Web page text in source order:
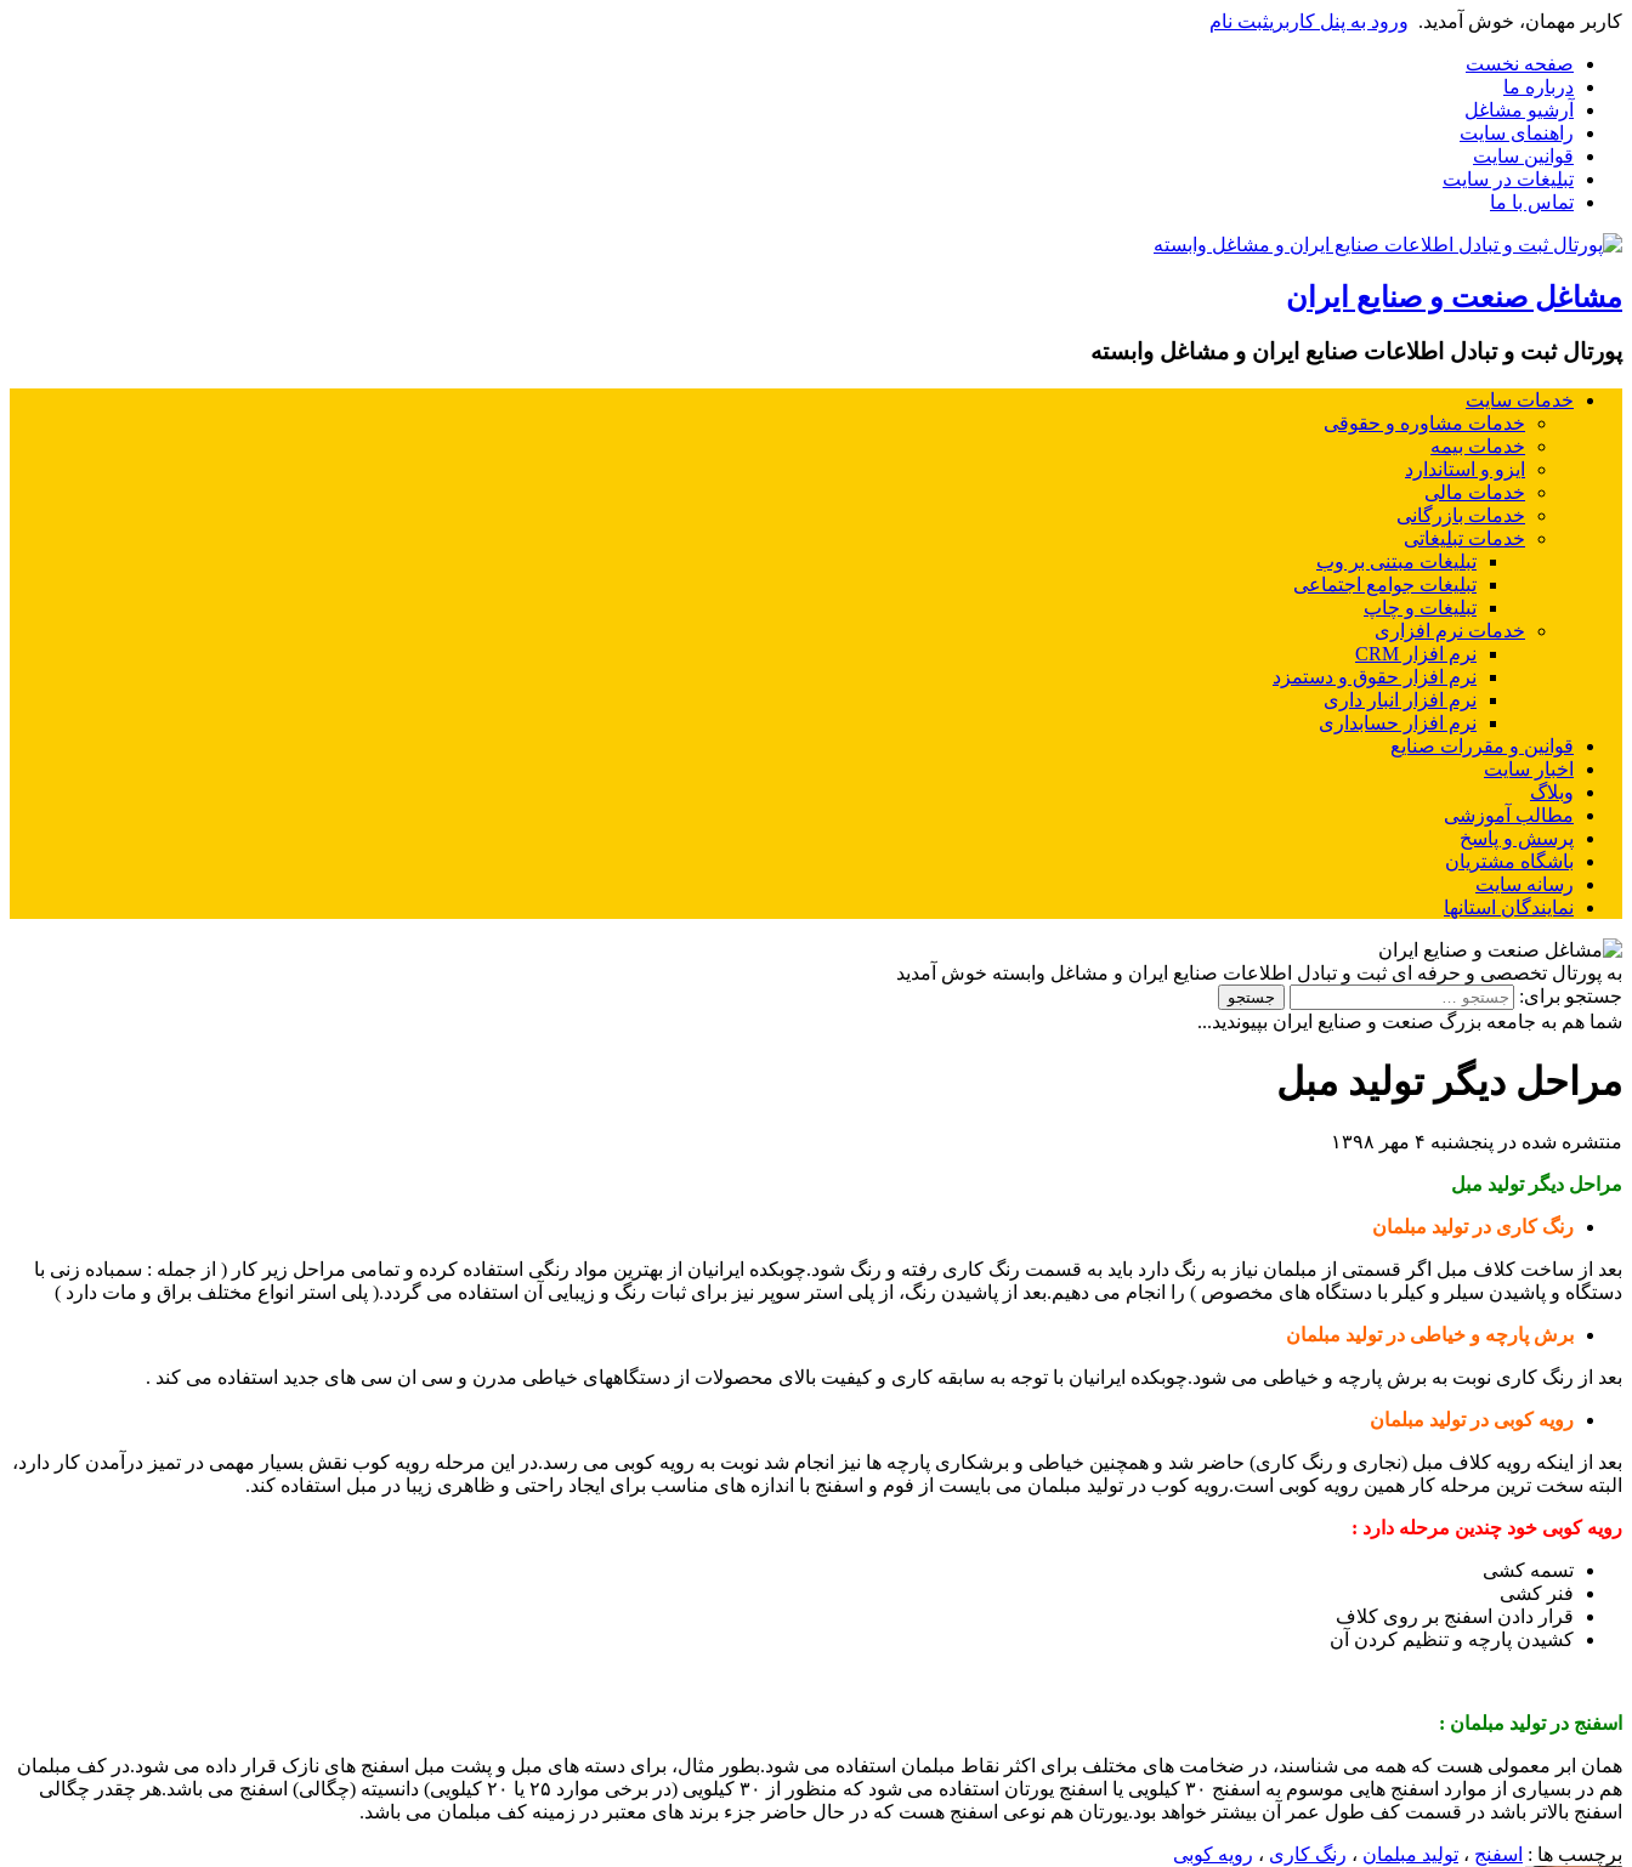
کاربر مهمان، خوش آمدید. ورود به پنل کاربریثبت نام
صفحه نخست
درباره ما
آرشیو مشاغل
راهنمای سایت
قوانین سایت
تبلیغات در سایت
تماس با ما
مشاغل صنعت و صنایع ایران
پورتال ثبت و تبادل اطلاعات صنایع ایران و مشاغل وابسته
خدمات سایت
خدمات مشاوره و حقوقی
خدمات بیمه
ایزو و استاندارد
خدمات مالی
خدمات بازرگانی
خدمات تبلیغاتی
تبلیغات مبتنی بر وب
تبلیغات جوامع اجتماعی
تبلیغات و چاپ
خدمات نرم افزاری
نرم افزار CRM
نرم افزار حقوق و دستمزد
نرم افزار انبار داری
نرم افزار حسابداری
قوانین و مقررات صنایع
اخبار سایت
وبلاگ
مطالب آموزشی
پرسش و پاسخ
باشگاه مشتریان
رسانه سایت
نمایندگان استانها
به پورتال تخصصی و حرفه ای ثبت و تبادل اطلاعات صنایع ایران و مشاغل وابسته خوش آمدید
جستجو برای:
شما هم به جامعه بزرگ صنعت و صنایع ایران بپیوندید...
مراحل دیگر تولید مبل
منتشره شده در پنجشنبه ۴ مهر ۱۳۹۸
مراحل دیگر تولید مبل
رنگ کاری در تولید مبلمان
بعد از ساخت کلاف مبل اگر قسمتی از مبلمان نیاز به رنگ دارد باید به قسمت رنگ کاری رفته و رنگ شود.چوبکده ایرانیان از بهترین مواد رنگی استفاده کرده و تمامی مراحل زیر کار ( از جمله : سمباده زنی با
دستگاه و پاشیدن سیلر و کیلر با دستگاه های مخصوص ) را انجام می دهیم.بعد از پاشیدن رنگ، از پلی استر سوپر نیز برای ثبات رنگ و زیبایی آن استفاده می گردد.( پلی استر انواع مختلف براق و مات دارد )
برش پارچه و خیاطی در تولید مبلمان
بعد از رنگ کاری نوبت به برش پارچه و خیاطی می شود.چوبکده ایرانیان با توجه به سابقه کاری و کیفیت بالای محصولات از دستگاههای خیاطی مدرن و سی ان سی های جدید استفاده می کند .
رویه کوبی در تولید مبلمان
بعد از اینکه رویه کلاف مبل (نجاری و رنگ کاری) حاضر شد و همچنین خیاطی و برشکاری پارچه ها نیز انجام شد نوبت به رویه کوبی می رسد.در این مرحله رویه کوب نقش بسیار مهمی در تمیز درآمدن کار دارد،
البته سخت ترین مرحله کار همین رویه کوبی است.رویه کوب در تولید مبلمان می بایست از فوم و اسفنج با اندازه های مناسب برای ایجاد راحتی و ظاهری زیبا در مبل استفاده کند.
رویه کوبی خود چندین مرحله دارد :
تسمه کشی
فنر کشی
قرار دادن اسفنج بر روی کلاف
کشیدن پارچه و تنظیم کردن آن
اسفنج در تولید مبلمان :
همان ابر معمولی هست که همه می شناسند، در ضخامت های مختلف برای اکثر نقاط مبلمان استفاده می شود.بطور مثال، برای دسته های مبل و پشت مبل اسفنج های نازک قرار داده می شود.در کف مبلمان
هم در بسیاری از موارد اسفنج هایی موسوم به اسفنج ۳۰ کیلویی یا اسفنج یورتان استفاده می شود که منظور از ۳۰ کیلویی (در برخی موارد ۲۵ یا ۲۰ کیلویی) دانسیته (چگالی) اسفنج می باشد.هر چقدر چگالی
اسفنج بالاتر باشد در قسمت کف طول عمر آن بیشتر خواهد بود.یورتان هم نوعی اسفنج هست که در حال حاضر جزء برند های معتبر در زمینه کف مبلمان می باشد.
برچسب ها : اسفنج ، تولید مبلمان ، رنگ کاری ، رویه کوبی